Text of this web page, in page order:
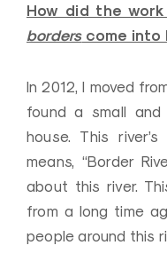
How did the work
borderscome into
In 2012, I moved
found a small
house. This river’s
means, “Border
about this river.
from a long time
people around this